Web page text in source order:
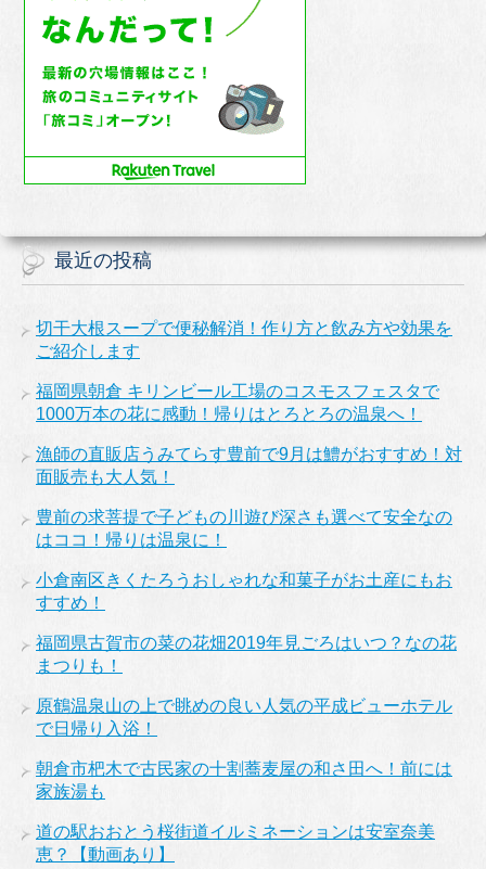
最近の投稿
切干大根スープで便秘解消！作り方と飲み方や効果を
ご紹介します
福岡県朝倉 キリンビール工場のコスモスフェスタで
1000万本の花に感動！帰りはとろとろの温泉へ！
漁師の直販店うみてらす豊前で9月は鱧がおすすめ！対
面販売も大人気！
豊前の求菩提で子どもの川遊び深さも選べて安全なの
はココ！帰りは温泉に！
小倉南区きくたろうおしゃれな和菓子がお土産にもお
すすめ！
福岡県古賀市の菜の花畑2019年見ごろはいつ？なの花
まつりも！
原鶴温泉山の上で眺めの良い人気の平成ビューホテル
で日帰り入浴！
朝倉市杷木で古民家の十割蕎麦屋の和さ田へ！前には
家族湯も
道の駅おおとう桜街道イルミネーションは安室奈美
恵？【動画あり】